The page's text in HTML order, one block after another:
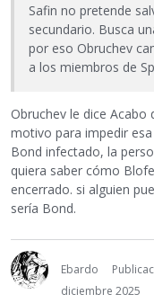
Safin no pretende
secundario. Busca
por eso Obruchev
a los miembros de
Obruchev le dice Acabo
motivo para impedir
Bond infectado, la
quiera saber cómo
encerrado. si alguien
sería Bond.
Ebardo
diciembre 2025